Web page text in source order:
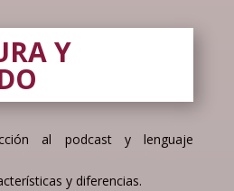
Y
al podcast y lenguaje
y diferencias.